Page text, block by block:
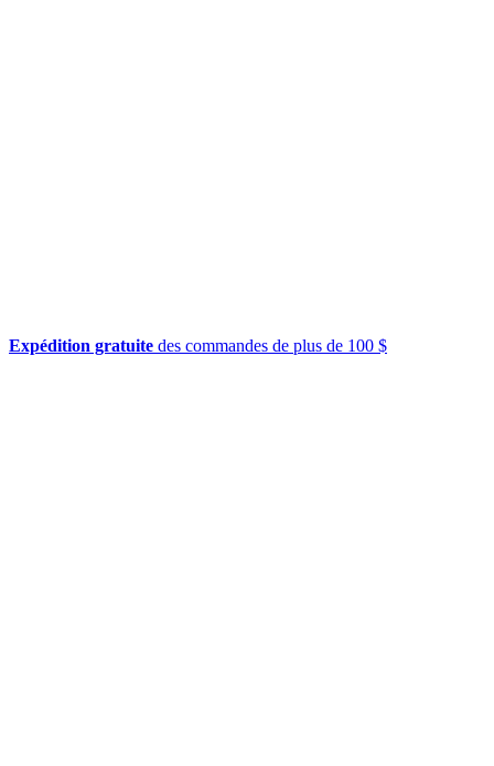
Expédition gratuite des commandes de plus de 100 $